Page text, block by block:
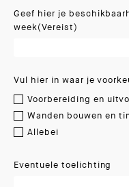
Geef hier je
week(Vereist)
Vul hier in waar je
Voorbereiding en
Wanden bouwen en
Allebei
Eventuele toelichting